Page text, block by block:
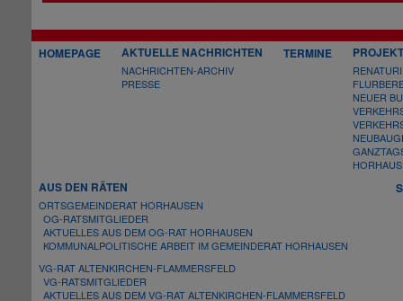
HOMEPAGE AKTUELLE NACHRICHTEN
NACHRICHTEN-ARCHIV
PRESSE
TERMINE
NEUER
AUS DEN RÄTEN
ORTSGEMEINDERAT HORHAUSEN
OG-RATSMITGLIEDER
AKTUELLES AUS DEM OG-RAT HORHAUSEN
KOMMUNALPOLITISCHE ARBEIT IM GEMEINDERAT HORHAUSEN
VG-RAT ALTENKIRCHEN-FLAMMERSFELD
VG-RATSMITGLIEDER
AKTUELLES AUS DEM VG-RAT ALTENKIRCHEN-FLAMMERSFELD